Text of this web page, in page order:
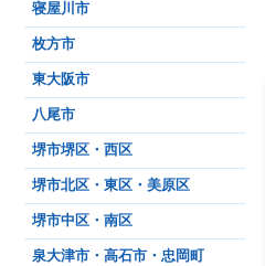
寝屋川市
枚方市
東大阪市
八尾市
堺市堺区・西区
堺市北区・東区・美原区
堺市中区・南区
泉大津市・高石市・忠岡町